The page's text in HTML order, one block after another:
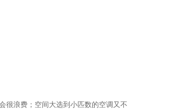
浪费；空间大选到小匹数的空调又不